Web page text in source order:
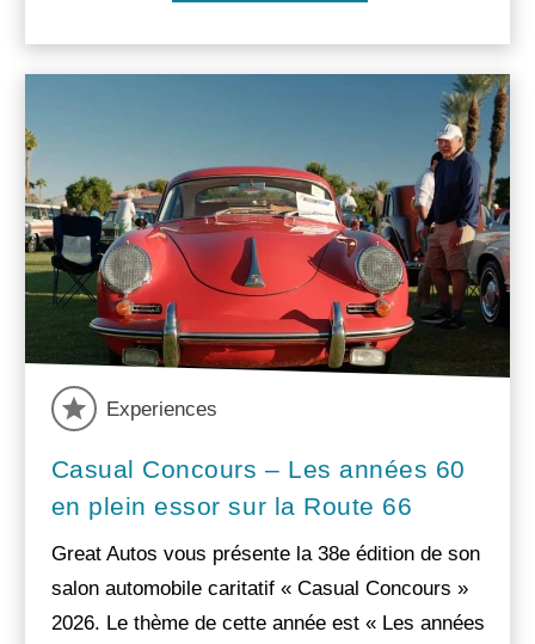
Experiences
Casual Concours – Les années 60
en plein essor sur la Route 66
Great Autos vous présente la 38e édition de son
salon automobile caritatif « Casual Concours »
2026. Le thème de cette année est « Les années